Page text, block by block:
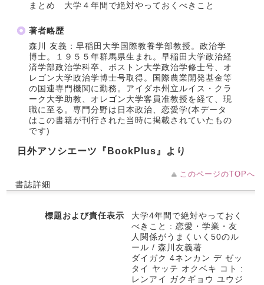
まとめ 大学４年間で絶対やっておくべきこと
著者略歴
森川 友義：早稲田大学国際教養学部教授。政治学
博士。１９５５年群馬県生まれ。早稲田大学政治経
済学部政治学科卒、ボストン大学政治学修士号、オ
レゴン大学政治学博士号取得。国際農業開発基金等
の国連専門機関に勤務。アイダホ州立ルイス・クラ
ーク大学助教、オレゴン大学客員准教授を経て、現
職に至る。専門分野は日本政治、恋愛学(本データ
はこの書籍が刊行された当時に掲載されていたもの
です)
日外アソシエーツ『BookPlus』より
このページのTOPへ
書誌詳細
標題および責任表示
大学4年間で絶対やっておく
べきこと : 恋愛・学業・友
人関係がうまくいく50のル
ール / 森川友義著
ダイガク 4ネンカン デ ゼッ
タイ ヤッテ オクベキ コト :
レンアイ ガクギョウ ユウジ